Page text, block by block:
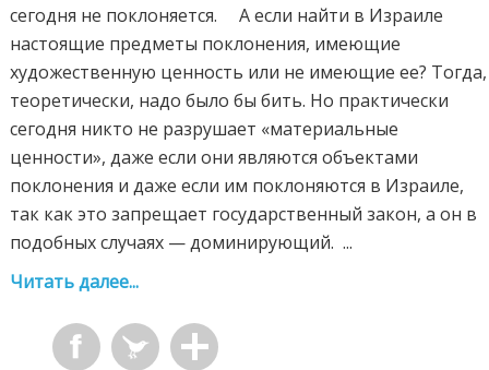
сегодня не поклоняется. А если найти в Израиле
настоящие предметы поклонения, имеющие
художественную ценность или не имеющие ее? Тогда,
теоретически, надо было бы бить. Но практически
сегодня никто не разрушает «материальные
ценности», даже если они являются объектами
поклонения и даже если им поклоняются в Израиле,
так как это запрещает государственный закон, а он в
подобных случаях — доминирующий. ...
Читать далее...